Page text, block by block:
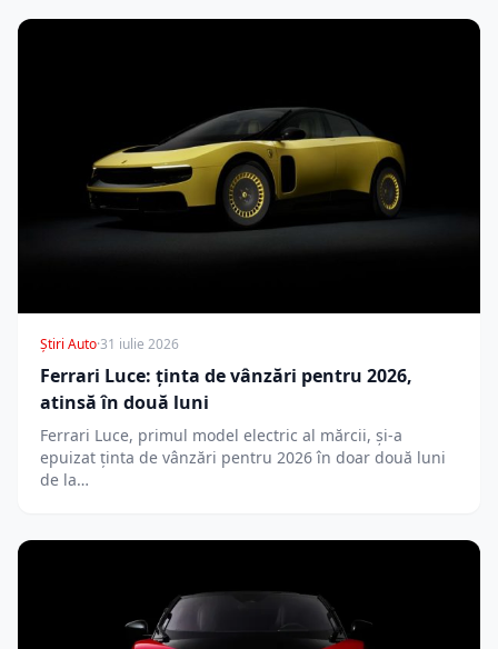
Știri Auto·31 iulie 2026
Ferrari Luce: ținta de vânzări pentru 2026,
atinsă în două luni
Ferrari Luce, primul model electric al mărcii, și-a
epuizat ținta de vânzări pentru 2026 în doar două luni
de la…